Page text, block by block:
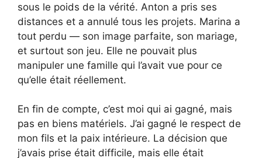
sous le poids de la vérité. Anton a pris ses
distances et a annulé tous les projets. Marina a
tout perdu — son image parfaite, son mariage,
et surtout son jeu. Elle ne pouvait plus
manipuler une famille qui l’avait vue pour ce
qu’elle était réellement.
En fin de compte, c’est moi qui ai gagné, mais
pas en biens matériels. J’ai gagné le respect de
mon fils et la paix intérieure. La décision que
j’avais prise était difficile, mais elle était